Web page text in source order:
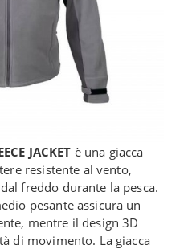
JACKET è una giacca
resistente al vento,
freddo durante la pesca.
pesante assicura un
mentre il design 3D
di movimento. La giacca